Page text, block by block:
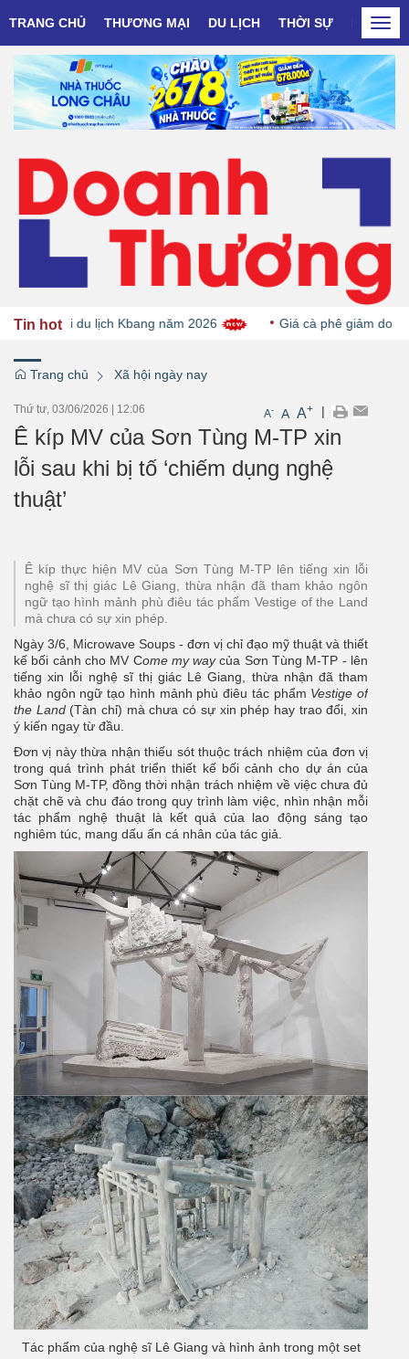
TRANG CHỦ THƯƠNG MẠI DU LỊCH THỜI SỰ DOANH
Tin hot
Ngày hội du lịch Kbang năm 2026 Giá cà phê giảm do
Trang chủ Xã hội ngày nay
Thứ tư, 03/06/2026 | 12:06 A- A A+ |
Ê kíp MV của Sơn Tùng M-TP xin
lỗi sau khi bị tố ‘chiếm dụng nghệ
thuật’
Ê kíp thực hiện MV của Sơn Tùng M-TP lên tiếng xin lỗi
nghệ sĩ thị giác Lê Giang, thừa nhận đã tham khảo ngôn
ngữ tạo hình mảnh phù điêu tác phẩm Vestige of the Land
mà chưa có sự xin phép.
Ngày 3/6, Microwave Soups - đơn vị chỉ đạo mỹ thuật và thiết
kế bối cảnh cho MV Comemy waycủa Sơn Tùng M-TP - lên
tiếng xin lỗi nghệ sĩ thị giác Lê Giang, thừa nhận đã tham
khảo ngôn ngữ tạo hình mảnh phù điêu tác phẩm Vestige of
the Land(Tàn chỉ) mà chưa có sự xin phép hay trao đổi, xin
ý kiến ngay từ đầu.
Đơn vị này thừa nhận thiếu sót thuộc trách nhiệm của đơn vị
trong quá trình phát triển thiết kế bối cảnh cho dự án của
Sơn Tùng M-TP, đồng thời nhận trách nhiệm về việc chưa đủ
chặt chẽ và chu đáo trong quy trình làm việc, nhìn nhận mỗi
tác phẩm nghệ thuật là kết quả của lao động sáng tạo
nghiêm túc, mang dấu ấn cá nhân của tác giả.
Tác phẩm của nghệ sĩ Lê Giang và hình ảnh trong một set